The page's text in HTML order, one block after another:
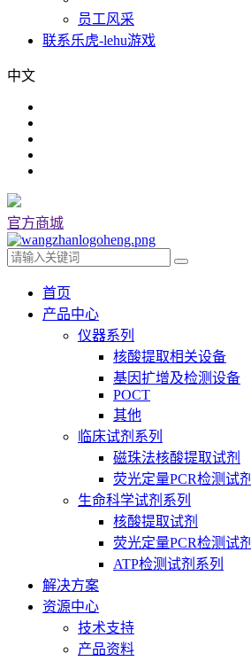
员工风采
联系乐虎-lehu游戏
中文
官方商城
首页
产品中心
仪器系列
核酸提取相关设备
基因扩增及检测设备
POCT
其他
临床试剂系列
磁珠法核酸提取试剂
荧光定量PCR检测试剂
生命科学试剂系列
核酸提取试剂
荧光定量PCR检测试剂
ATP检测试剂系列
解决方案
资源中心
技术支持
产品资料